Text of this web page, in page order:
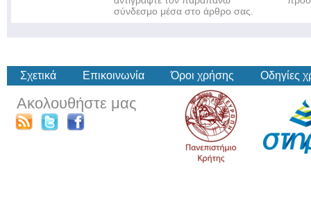
σύνδεσμο μέσα στο άρθρο σας.
Σχετικά Επικοινωνία Όροι χρήσης Οδηγίες
Ακολουθήστε μας